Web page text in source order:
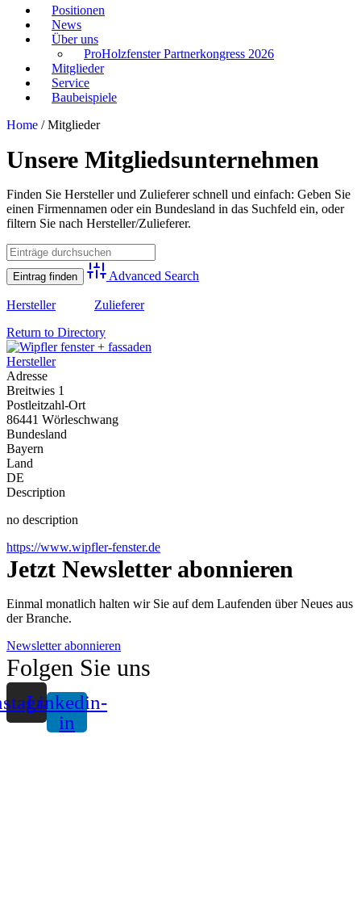
Positionen
News
Über uns
ProHolzfenster Partnerkongress 2026
Mitglieder
Service
Baubeispiele
Home /Mitglieder
Unsere Mitgliedsunternehmen
Finden Sie Hersteller und Zulieferer schnell und einfach: Geben Sie
einen Firmennamen oder ein Bundesland in das Suchfeld ein, oder
filtern Sie nach Hersteller/Zulieferer.
Advanced Search
Hersteller
Zulieferer
Return to Directory
Hersteller
Adresse
Breitwies 1
Postleitzahl-Ort
86441 Wörleschwang
Bundesland
Bayern
Land
DE
Description
no description
https://www.wipfler-fenster.de
Jetzt Newsletter abonnieren
Einmal monatlich halten wir Sie auf dem Laufenden über Neues aus
der Branche.
Newsletter abonnieren
Folgen Sie uns
Linkedin-
in